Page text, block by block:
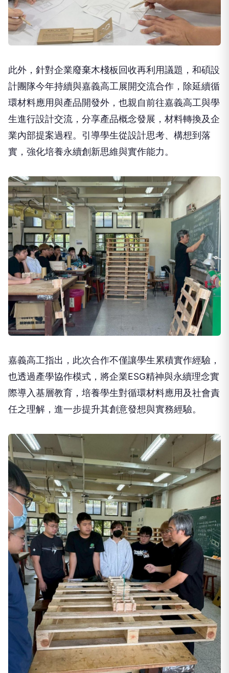
此外，針對企業廢棄木棧板回收再利用議題，和碩設
計團隊今年持續與嘉義高工展開交流合作，除延續循
環材料應用與產品開發外，也親自前往嘉義高工與學
生進行設計交流，分享產品概念發展，材料轉換及企
業內部提案過程。引導學生從設計思考、構想到落
實，強化培養永續創新思維與實作能力。
嘉義高工指出，此次合作不僅讓學生累積實作經驗，
也透過產學協作模式，將企業ESG精神與永續理念實
際導入基層教育，培養學生對循環材料應用及社會責
任之理解，進一步提升其創意發想與實務經驗。